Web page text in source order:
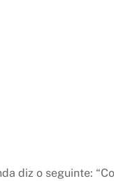
diz o seguinte: